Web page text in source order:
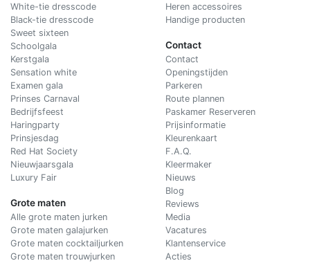
White-tie dresscode
Black-tie dresscode
Sweet sixteen
Schoolgala
Kerstgala
Sensation white
Examen gala
Prinses Carnaval
Bedrijfsfeest
Haringparty
Prinsjesdag
Red Hat Society
Nieuwjaarsgala
Luxury Fair
Grote maten
Alle grote maten jurken
Grote maten galajurken
Grote maten cocktailjurken
Grote maten trouwjurken
Heren accessoires
Handige producten
Contact
Contact
Openingstijden
Parkeren
Route plannen
Paskamer Reserveren
Prijsinformatie
Kleurenkaart
F.A.Q.
Kleermaker
Nieuws
Blog
Reviews
Media
Vacatures
Klantenservice
Acties